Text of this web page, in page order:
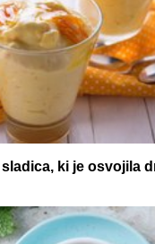
ki je osvojila